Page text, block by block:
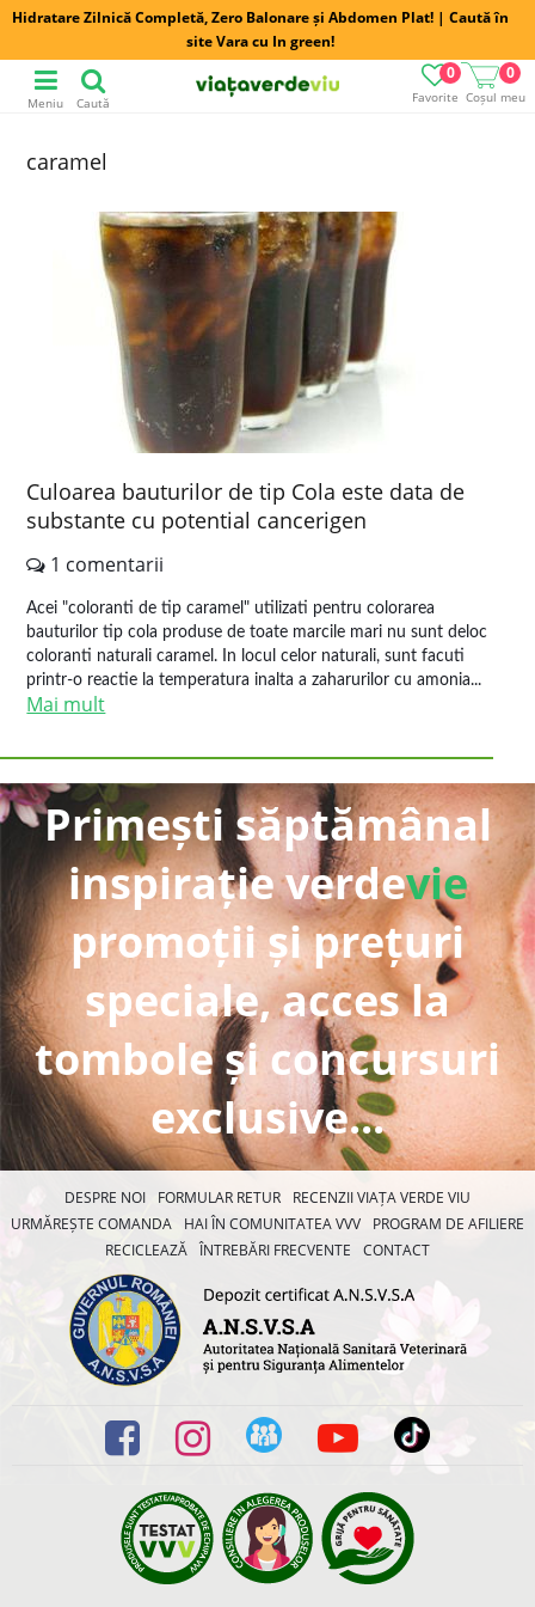
Hidratare Zilnică Completă, Zero Balonare și Abdomen Plat! | Caută în
site Vara cu In green!
Favorite
0
Coșul meu
0
Meniu Caută
caramel
Culoarea bauturilor de tip Cola este data de
substante cu potential cancerigen
1 comentarii
Acei "coloranti de tip caramel" utilizati pentru colorarea
bauturilor tip cola produse de toate marcile mari nu sunt deloc
coloranti naturali caramel. In locul celor naturali, sunt facuti
printr-o reactie la temperatura inalta a zaharurilor cu amonia...
Mai mult
Primești săptămânal
inspirație verdevie
promoții și prețuri
speciale, acces la
tombole și concursuri
exclusive...
DESPRE NOI FORMULAR RETUR
RECENZII VIAȚA VERDE VIU
URMĂREȘTE COMANDA
HAI ÎN COMUNITATEA VVV
PROGRAM DE AFILIERE
RECICLEAZĂ ÎNTREBĂRI FRECVENTE CONTACT